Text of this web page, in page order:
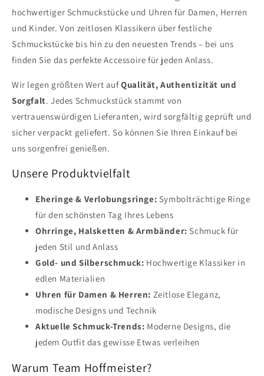
hochwertiger Schmuckstücke und Uhren für Damen, Herren
und Kinder. Von zeitlosen Klassikern über festliche
Schmuckstücke bis hin zu den neuesten Trends – bei uns
finden Sie das perfekte Accessoire für jeden Anlass.
Wir legen größten Wert aufQualität, Authentizität und
Sorgfalt. Jedes Schmuckstück stammt von
vertrauenswürdigen Lieferanten, wird sorgfältig geprüft und
sicher verpackt geliefert. So können Sie Ihren Einkauf bei
uns sorgenfrei genießen.
Unsere Produktvielfalt
Eheringe & Verlobungsringe: Symbolträchtige Ringe
für den schönsten Tag Ihres Lebens
Ohrringe, Halsketten & Armbänder: Schmuck für
jeden Stil und Anlass
Gold- und Silberschmuck: Hochwertige Klassiker in
edlen Materialien
Uhren für Damen & Herren: Zeitlose Eleganz,
modische Designs und Technik
Aktuelle Schmuck-Trends: Moderne Designs, die
jedem Outfit das gewisse Etwas verleihen
Warum Team Hoffmeister?